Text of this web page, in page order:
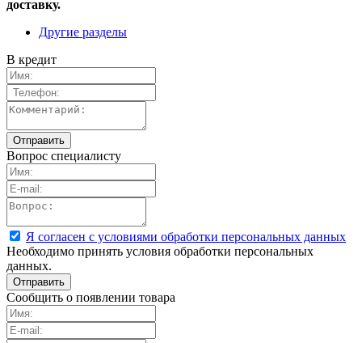
доставку.
Другие разделы
В кредит
Вопрос специалисту
Я согласен с условиями обработки персональных данных
Необходимо принять условия обработки персональных
данных.
Сообщить о появлении товара